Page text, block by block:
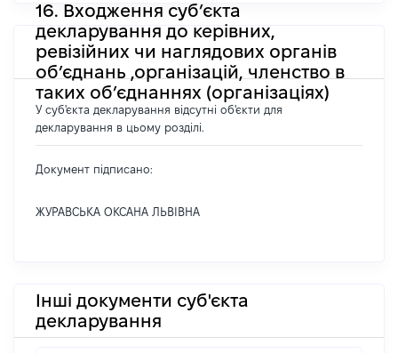
16. Входження суб’єкта
декларування до керівних,
ревізійних чи наглядових органів
об’єднань ,організацій, членство в
таких об’єднаннях (організаціях)
У суб'єкта декларування відсутні об'єкти для
декларування в цьому розділі.
Документ підписано:
ЖУРАВСЬКА ОКСАНА ЛЬВІВНА
Інші документи суб'єкта
декларування